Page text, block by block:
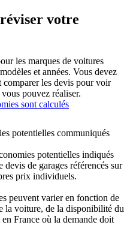
votre
les marques de voitures
et années. Vous devez
comparer les devis pour voir
pouvez réaliser.
sont calculés
potentielles communiqués
potentielles indiqués
de garages référencés sur
prix individuels.
peuvent varier en fonction de
la voiture, de la disponibilité du
France où la demande doit